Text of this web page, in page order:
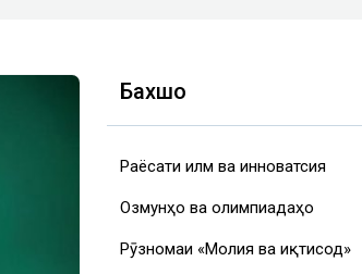
Бахшҳо
Раёсати илм ва инноватсия
Озмунҳо ва олимпиадаҳо
Рӯзномаи «Молия ва иқтисод»